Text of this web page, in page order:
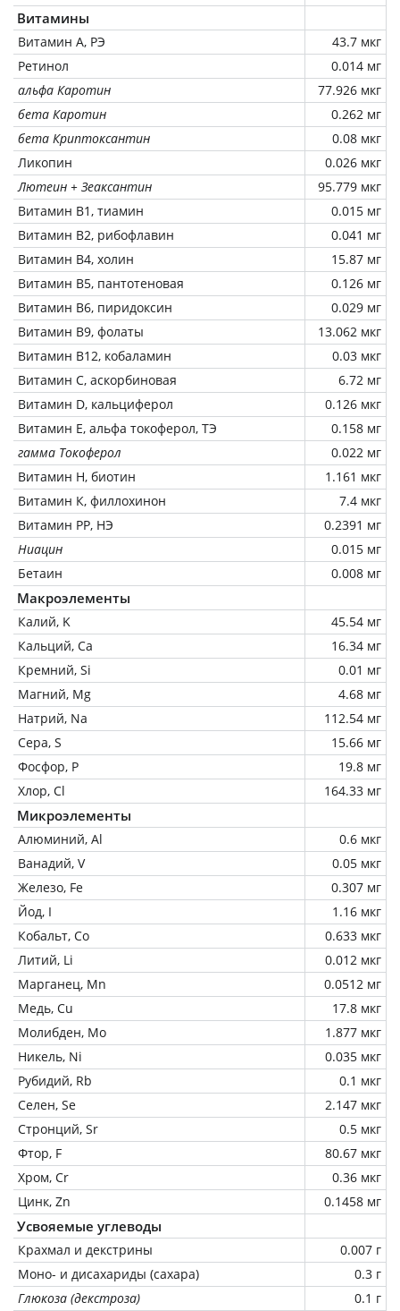
Витамины
Витамин А, РЭ
43.7 мкг
Ретинол
0.014 мг
альфа Каротин
77.926 мкг
бета Каротин
0.262 мг
бета Криптоксантин
0.08 мкг
Ликопин
0.026 мкг
Лютеин + Зеаксантин
95.779 мкг
Витамин В1, тиамин
0.015 мг
Витамин В2, рибофлавин
0.041 мг
Витамин В4, холин
15.87 мг
Витамин В5, пантотеновая
0.126 мг
Витамин В6, пиридоксин
0.029 мг
Витамин В9, фолаты
13.062 мкг
Витамин В12, кобаламин
0.03 мкг
Витамин C, аскорбиновая
6.72 мг
Витамин D, кальциферол
0.126 мкг
Витамин Е, альфа токоферол, ТЭ
0.158 мг
гамма Токоферол
0.022 мг
Витамин Н, биотин
1.161 мкг
Витамин К, филлохинон
7.4 мкг
Витамин РР, НЭ
0.2391 мг
Ниацин
0.015 мг
Бетаин
0.008 мг
Макроэлементы
Калий, K
45.54 мг
Кальций, Ca
16.34 мг
Кремний, Si
0.01 мг
Магний, Mg
4.68 мг
Натрий, Na
112.54 мг
Сера, S
15.66 мг
Фосфор, P
19.8 мг
Хлор, Cl
164.33 мг
Микроэлементы
Алюминий, Al
0.6 мкг
Ванадий, V
0.05 мкг
Железо, Fe
0.307 мг
Йод, I
1.16 мкг
Кобальт, Co
0.633 мкг
Литий, Li
0.012 мкг
Марганец, Mn
0.0512 мг
Медь, Cu
17.8 мкг
Молибден, Mo
1.877 мкг
Никель, Ni
0.035 мкг
Рубидий, Rb
0.1 мкг
Селен, Se
2.147 мкг
Стронций, Sr
0.5 мкг
Фтор, F
80.67 мкг
Хром, Cr
0.36 мкг
Цинк, Zn
0.1458 мг
Усвояемые углеводы
Крахмал и декстрины
0.007 г
Моно- и дисахариды (сахара)
0.3 г
Глюкоза (декстроза)
0.1 г